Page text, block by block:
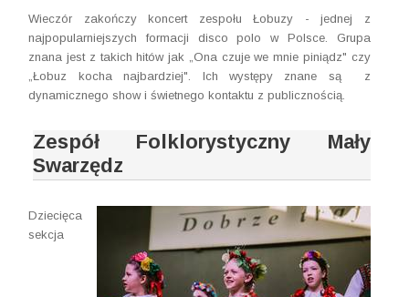
Wieczór zakończy koncert zespołu Łobuzy - jednej z
najpopularniejszych formacji disco polo w Polsce. Grupa
znana jest z takich hitów jak „Ona czuje we mnie piniądz" czy
„Łobuz kocha najbardziej". Ich występy znane są z
dynamicznego show i świetnego kontaktu z publicznością.
Zespół Folklorystyczny Mały
Swarzędz
Dziecięca
sekcja